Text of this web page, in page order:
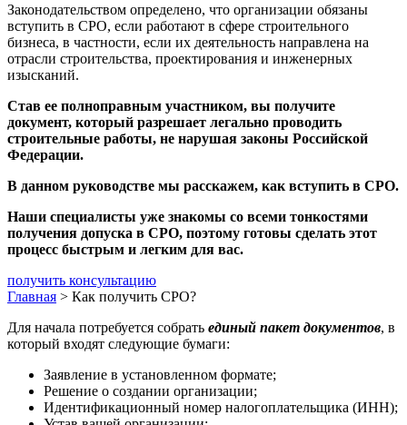
Законодательством определено, что организации обязаны
вступить в СРО, если работают в сфере строительного
бизнеса, в частности, если их деятельность направлена на
отрасли строительства, проектирования и инженерных
изысканий.
Став ее полноправным участником, вы получите
документ, который разрешает легально проводить
строительные работы, не нарушая законы Российской
Федерации.
В данном руководстве мы расскажем, как вступить в СРО.
Наши специалисты уже знакомы со всеми тонкостями
получения допуска в СРО, поэтому готовы сделать этот
процесс быстрым и легким для вас.
получить консультацию
Главная > Как получить СРО?
Для начала потребуется собрать единый пакет документов, в
который входят следующие бумаги:
Заявление в установленном формате;
Решение о создании организации;
Идентификационный номер налогоплательщика (ИНН);